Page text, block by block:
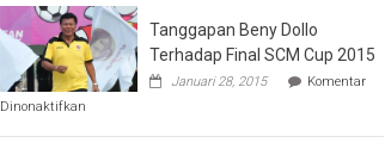
Hal
Penting
Sebelum
Lihat
Hasil
Tanggapan Beny Dollo
Terhadap Final SCM Cup 2015
Januari 28, 2015
Komentar
Dinonaktifkan
Beny